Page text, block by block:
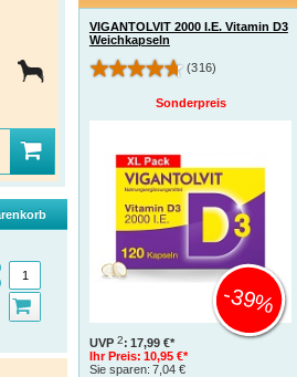
VIGANTOLVIT 2000 I.E. Vitamin D3
Weichkapseln
(316)
Sonderpreis
UVP 2: 17,99 €*
Ihr Preis: 10,95 €*
Sie sparen: 7,04 €
-39%